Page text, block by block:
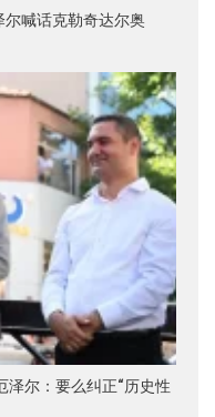
尔喊话克勒奇达尔奥
泽尔：要么纠正“历史性